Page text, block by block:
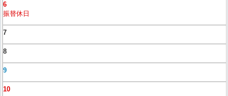
6
振替休日
7
8
9
10